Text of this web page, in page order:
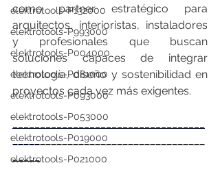
elektrotools-P132000
elektrotools-P993000
elektrotools-P004000
elektrotools-P081000
elektrotools-P093000
elektrotools-P053000
elektrotools-P019000
elektrotools-P021000
como partner estratégico para
arquitectos, interioristas, instaladores
y profesionales que buscan
soluciones capaces de integrar
tecnología, diseño y sostenibilidad en
proyectos cada vez más exigentes.
___________________________________
___________________________________
_____